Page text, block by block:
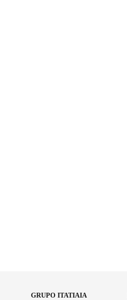
GRUPO ITATIAIA